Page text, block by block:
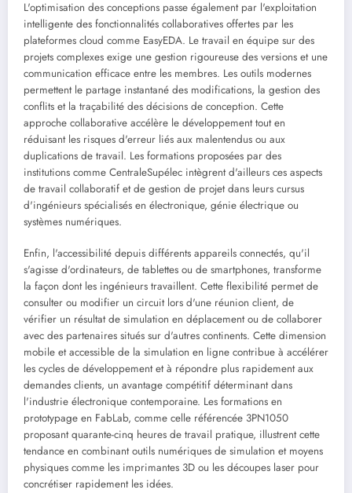
L'optimisation des conceptions passe également par l'exploitation
intelligente des fonctionnalités collaboratives offertes par les
plateformes cloud comme EasyEDA. Le travail en équipe sur des
projets complexes exige une gestion rigoureuse des versions et une
communication efficace entre les membres. Les outils modernes
permettent le partage instantané des modifications, la gestion des
conflits et la traçabilité des décisions de conception. Cette
approche collaborative accélère le développement tout en
réduisant les risques d'erreur liés aux malentendus ou aux
duplications de travail. Les formations proposées par des
institutions comme CentraleSupélec intègrent d'ailleurs ces aspects
de travail collaboratif et de gestion de projet dans leurs cursus
d'ingénieurs spécialisés en électronique, génie électrique ou
systèmes numériques.
Enfin, l'accessibilité depuis différents appareils connectés, qu'il
s'agisse d'ordinateurs, de tablettes ou de smartphones, transforme
la façon dont les ingénieurs travaillent. Cette flexibilité permet de
consulter ou modifier un circuit lors d'une réunion client, de
vérifier un résultat de simulation en déplacement ou de collaborer
avec des partenaires situés sur d'autres continents. Cette dimension
mobile et accessible de la simulation en ligne contribue à accélérer
les cycles de développement et à répondre plus rapidement aux
demandes clients, un avantage compétitif déterminant dans
l'industrie électronique contemporaine. Les formations en
prototypage en FabLab, comme celle référencée 3PN1050
proposant quarante-cinq heures de travail pratique, illustrent cette
tendance en combinant outils numériques de simulation et moyens
physiques comme les imprimantes 3D ou les découpes laser pour
concrétiser rapidement les idées.